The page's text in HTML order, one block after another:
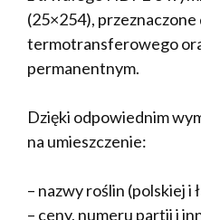
(25×254), przeznaczone
termotransferowego
permanentnym.
Dzięki odpowiednim
na umieszczenie:
– nazwy roślin (polskiej i
– ceny, numeru partii i